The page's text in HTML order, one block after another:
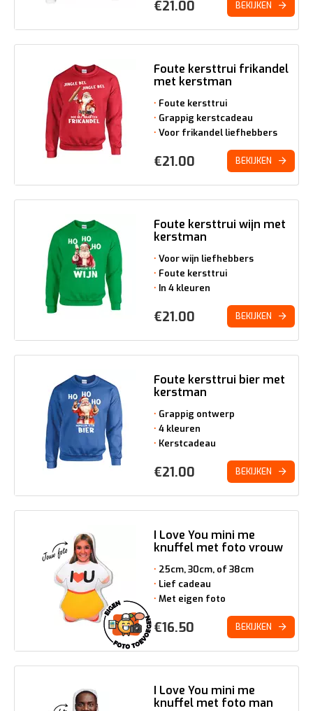
€21.00 BEKIJKEN
Foute kersttrui frikandel
met kerstman
Foute kersttrui
Grappig kerstcadeau
Voor frikandel liefhebbers
€21.00 BEKIJKEN
Foute kersttrui wijn met
kerstman
Voor wijn liefhebbers
Foute kersttrui
In 4 kleuren
€21.00 BEKIJKEN
Foute kersttrui bier met
kerstman
Grappig ontwerp
4 kleuren
Kerstcadeau
€21.00 BEKIJKEN
I Love You mini me
knuffel met foto vrouw
25cm, 30cm, of 38cm
Lief cadeau
Met eigen foto
€16.50 BEKIJKEN
I Love You mini me
knuffel met foto man